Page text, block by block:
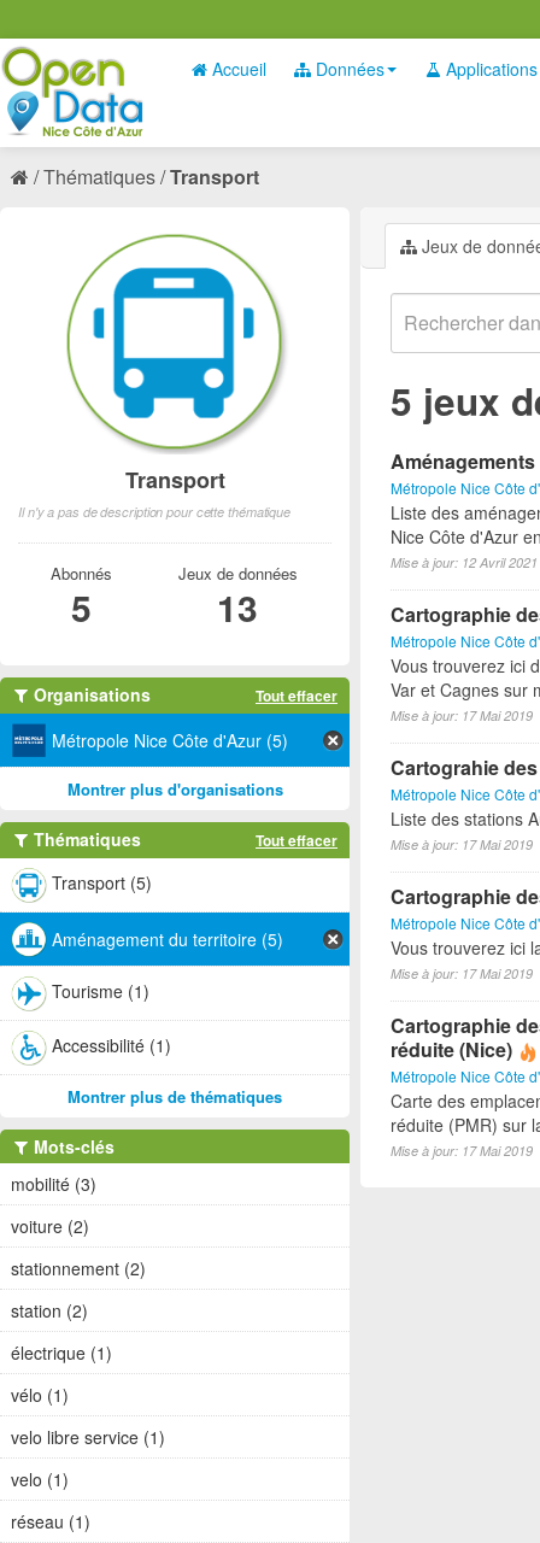
Accueil Données Applications
Thématiques Transport
Jeux de
5 jeux
Métropole Nice Côte
Liste des
Nice Côte d'Azur
Mise à jour: 12 Avril 2021
Cartographie
Métropole Nice Côte
Vous trouverez ici
Var et Cagnes sur
Mise à jour: 17 Mai 2019
Cartograhie
Métropole Nice Côte
Liste des stations
Mise à jour: 17 Mai 2019
Cartographie
Métropole Nice Côte
Vous trouverez ici
Mise à jour: 17 Mai 2019
Cartographie
réduite (Nice)
Métropole Nice Côte
Carte des
réduite (PMR) sur
Mise à jour: 17 Mai 2019
Transport
Il n'y a pas de description pour cette thématique
Abonnés
5
Jeux de données
13
Organisations Tout effacer
Métropole Nice Côte d'Azur (5)
Montrer plus d'organisations
Thématiques Tout effacer
Transport (5)
Aménagement du territoire (5)
Tourisme (1)
Accessibilité (1)
Montrer plus de thématiques
Mots-clés
mobilité (3)
voiture (2)
stationnement (2)
station (2)
électrique (1)
vélo (1)
velo libre service (1)
velo (1)
réseau (1)